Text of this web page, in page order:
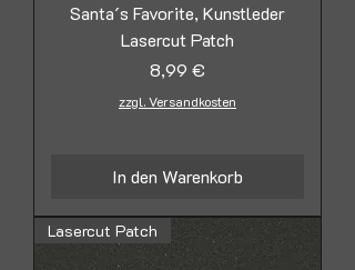
Santa´s Favorite, Kunstleder
Lasercut Patch
Preis
8,99 €
zzgl. Versandkosten
In den Warenkorb
Lasercut Patch